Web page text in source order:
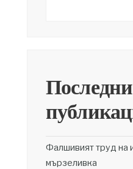
Последни
Фалшивият труд на
мързеливка